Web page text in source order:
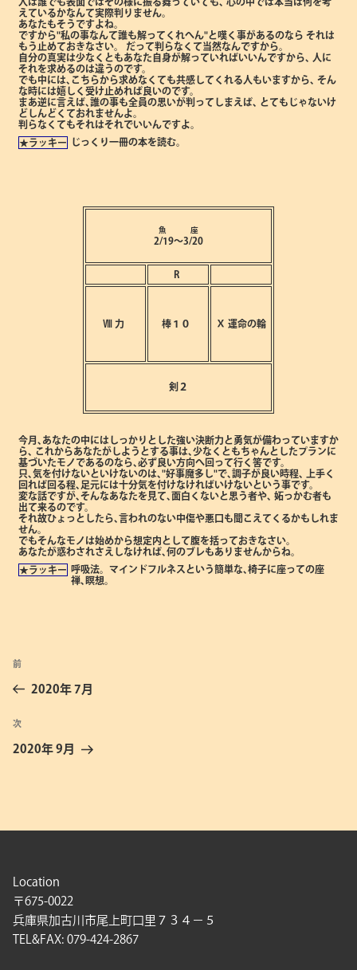
えているかなんて実際判りません。
あなたもそうですよね。
ですから"私の事なんて誰も解ってくれへん"と嘆く事があるのなら それは
もう止めておきなさい。
だって判らなくて当然なんですから。
自分の真実は少なくともあなた自身が解っていればいいんですから､
人に
それを求めるのは違うのです。
でも中には､こちらから求めなくても共感してくれる人もいますから､ そん
な時には嬉しく受け止めれば良いのです。
まあ逆に言えば､誰の事も全員の思いが判ってしまえば､
とてもじゃないけ
どしんどくておれませんよ。
判らなくてもそれはそれでいいんですよ。
★ラッキー
じっくり一冊の本を読む。
魚 座
2/19～3/20
R
Ⅷ 力 棒１０ Ⅹ 運命の輪
剣２
今月､あなたの中にはしっかりとした強い決断力と勇気が備わっていますか
ら､
これからあなたがしようとする事は､少なくともちゃんとしたプランに
基づいたモノであるのなら､必ず良い方向へ回って行く筈です。
只､気を付けないといけないのは､"好事魔多し"で､調子が良い時程､
上手く
回れば回る程､足元には十分気を付けなければいけないという事です。
変な話ですが､そんなあなたを見て､面白くないと思う者や､ 妬っかむ者も
出て来るのです。
それ故ひょっとしたら､言われのない中傷や悪口も聞こえてくるかもしれま
せん。
でもそんなモノは始めから想定内として腹を括っておきなさい。
あなたが惑わされさえしなければ､何のブレもありませんからね。
★ラッキー
呼吸法。マインドフルネスという簡単な､椅子に座っての座
禅､瞑想。
ビ
ゲ
ン
前
の
稿
前
2020年 7月
次
の
次
2020年 9月
Location
〒675-0022
兵庫県加古川市尾上町口里７３４－５
TEL&FAX: 079-424-2867